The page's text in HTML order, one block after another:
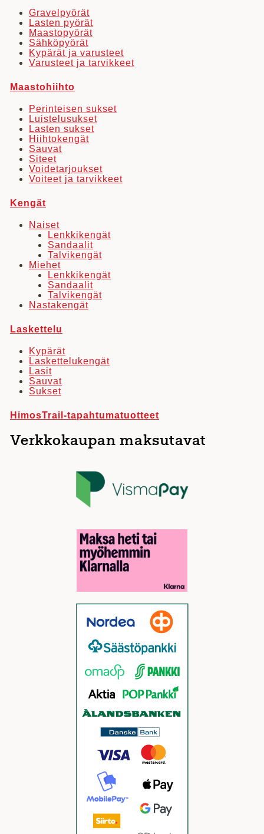
valinnat
tuotteen
sivulla.
Gravelpyörät
Lasten pyörät
Maastopyörät
Sähköpyörät
Kypärät ja varusteet
Varusteet ja tarvikkeet
Maastohiihto
Perinteisen sukset
Luistelusukset
Lasten sukset
Hiihtokengät
Sauvat
Siteet
Voidetarjoukset
Voiteet ja tarvikkeet
Kengät
Naiset
Lenkkikengät
Sandaalit
Talvikengät
Miehet
Lenkkikengät
Sandaalit
Talvikengät
Nastakengät
Laskettelu
Kypärät
Laskettelukengät
Lasit
Sauvat
Sukset
HimosTrail-tapahtumatuotteet
Verkkokaupan maksutavat